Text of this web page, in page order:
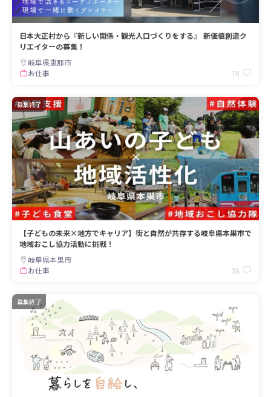
日本大正村から『新しい関係・観光人口づくりをする』 新価値創造ク
リエイターの募集！
岐阜県恵那市
お仕事
76
募集終了
【子どもの未来×地方でキャリア】街と自然が共存する岐阜県本巣市で
地域おこし協力活動に挑戦！
岐阜県本巣市
お仕事
36
募集終了